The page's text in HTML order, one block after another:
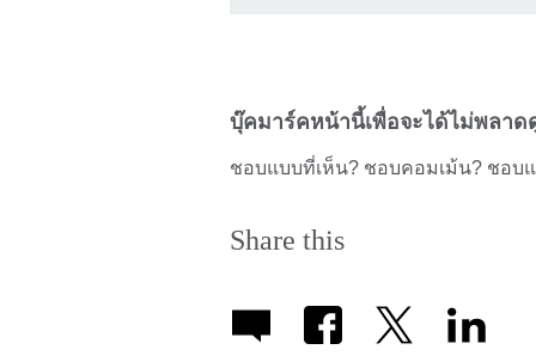
บุ๊คมาร์คหน้านี้เพื่อจะได้ไม่พลาด
ชอบแบบที่เห็น? ชอบคอมเม้น? ชอบ
Share this